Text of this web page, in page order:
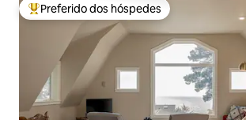
Entre os melhores preferidos dos hóspedes
Preferido dos hóspedes